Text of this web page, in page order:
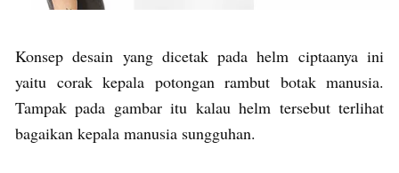
Konsep desain yang dicetak pada helm ciptaanya ini
yaitu corak kepala potongan rambut botak manusia.
Tampak pada gambar itu kalau helm tersebut terlihat
bagaikan kepala manusia sungguhan.